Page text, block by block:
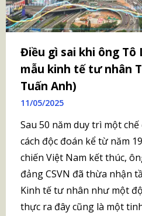
Điều gì sai khi ông Tô
mẫu kinh tế tư nhân
Tuấn Anh)
11/05/2025
Sau 50 năm duy trì một
cách độc đoán kể từ năm
chiến Việt Nam kết thúc,
đảng CSVN đã thừa nhận
Kinh tế tư nhân như một
thực ra đây cũng là một